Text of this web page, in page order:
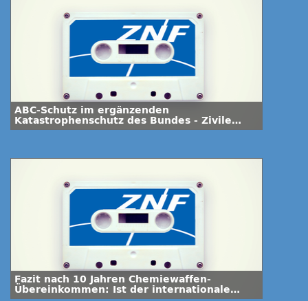
ABC-Schutz im ergänzenden
Katastrophenschutz des Bundes - Zivile
Potenziale
Fazit nach 10 Jahren Chemiewaffen-
Übereinkommen: Ist der internationale